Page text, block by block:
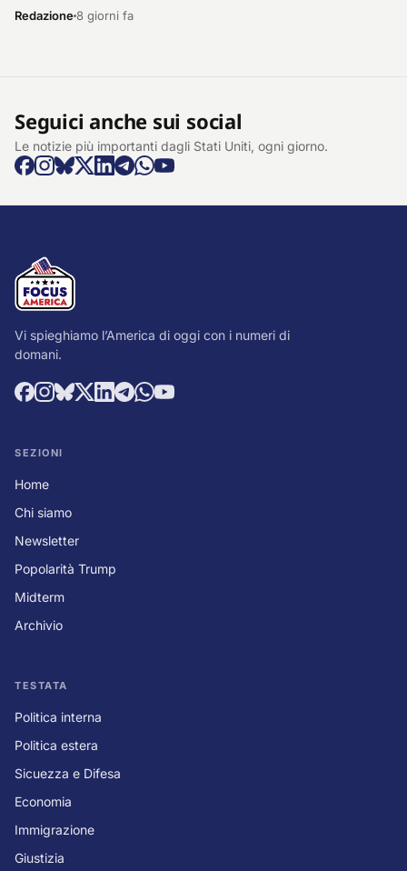
Redazione8 giorni fa
Seguici anche sui social
Le notizie più importanti dagli Stati Uniti, ogni giorno.
Vi spieghiamo l’America di oggi con i numeri di
domani.
SEZIONI
Home
Chi siamo
Newsletter
Popolarità Trump
Midterm
Archivio
TESTATA
Politica interna
Politica estera
Sicuezza e Difesa
Economia
Immigrazione
Giustizia